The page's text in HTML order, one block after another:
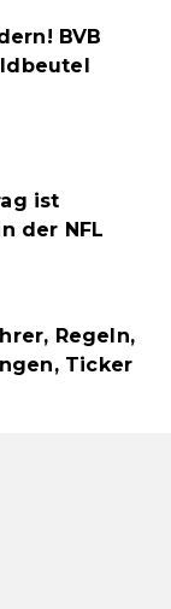
BVB
ist
der NFL
Regeln,
Ticker